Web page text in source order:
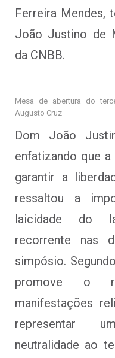
Ferreira Mendes,
João Justino de
da CNBB.
Mesa de abertura do
Augusto Cruz
Dom João
enfatizando que
garantir a
ressaltou a
laicidade do
recorrente nas
simpósio.
promove o
manifestações
representar
neutralidade ao